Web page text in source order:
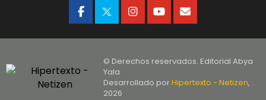
© Derechos reservados. Editorial Abya
Yala
Desarrollado porHipertexto - Netizen,
2026